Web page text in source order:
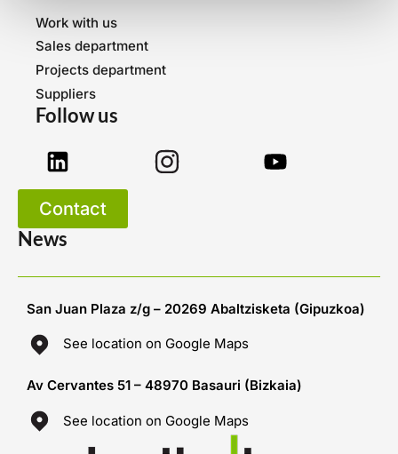
Work with us
Sales department
Projects department
Suppliers
Follow us
Contact
News
San Juan Plaza z/g – 20269 Abaltzisketa (Gipuzkoa)
See location on Google Maps
Av Cervantes 51 – 48970 Basauri (Bizkaia)
See location on Google Maps